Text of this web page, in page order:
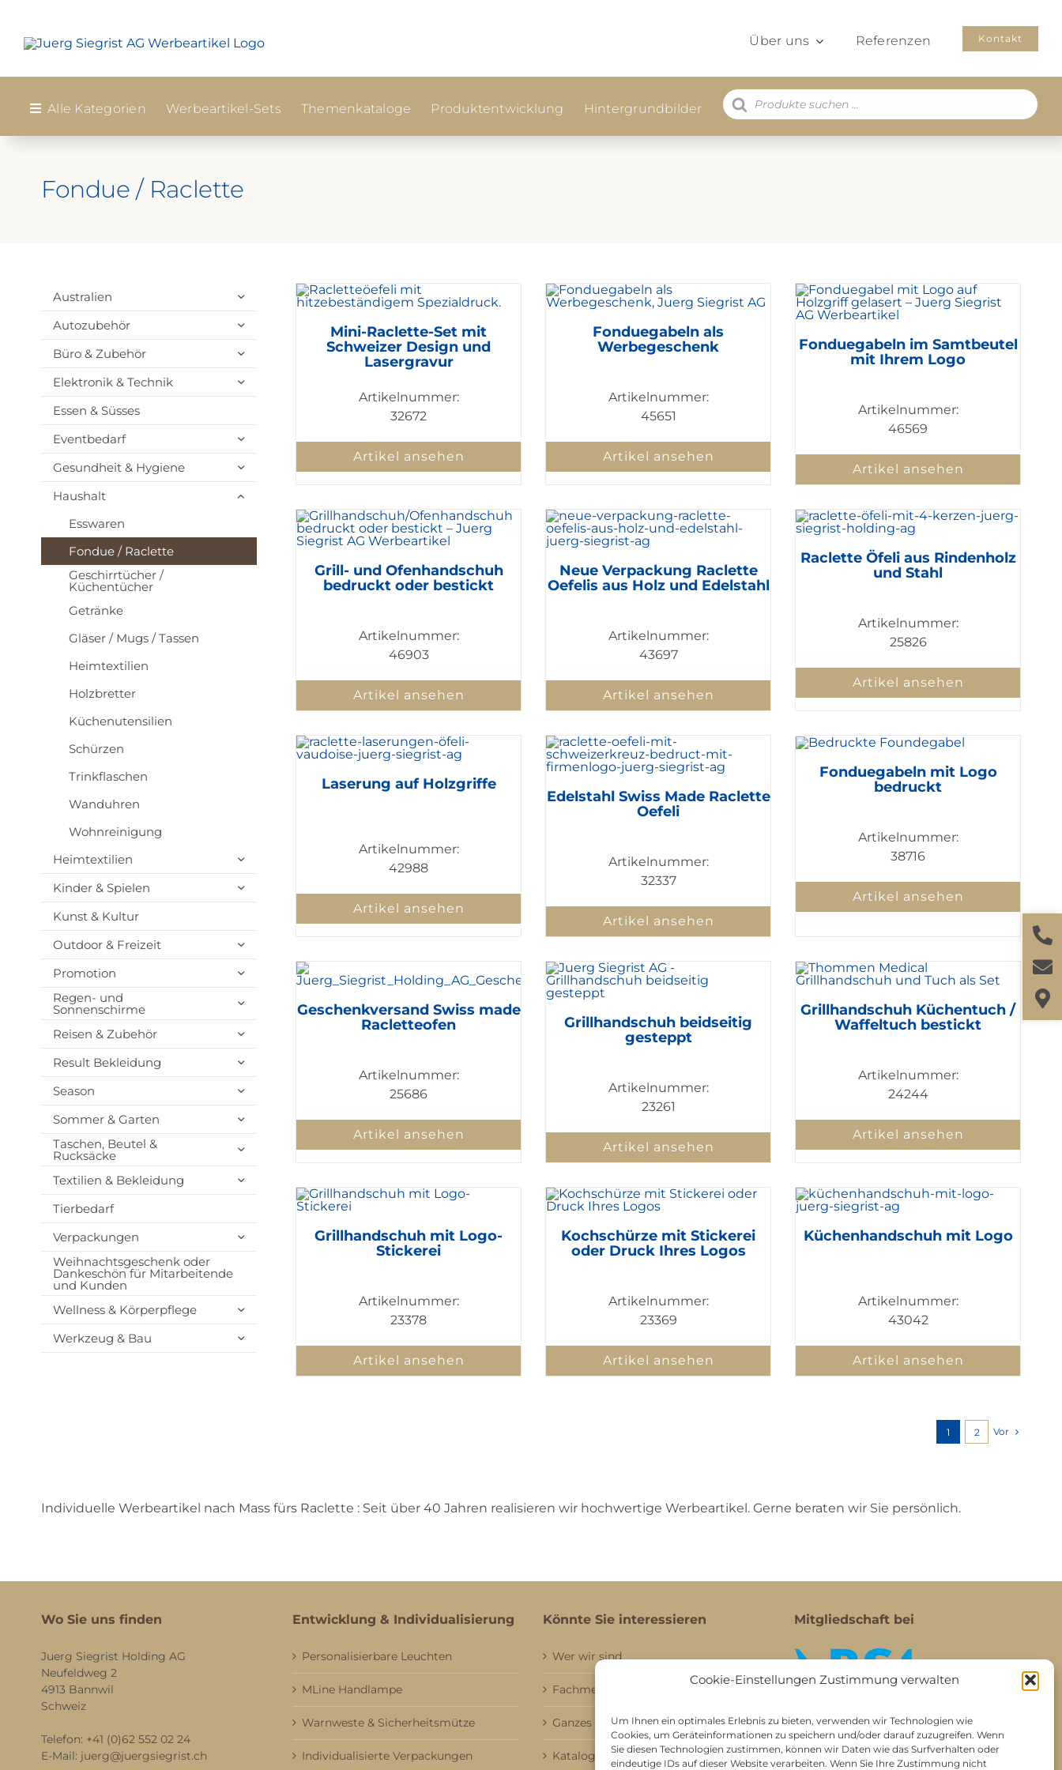
Cookie-Einstellungen Zustimmung verwalten
Um Ihnen ein optimales Erlebnis zu bieten, verwenden wir Technologien wie
Cookies, um Geräteinformationen zu speichern und/oder darauf zuzugreifen. Wenn
Sie diesen Technologien zustimmen, können wir Daten wie das Surfverhalten oder
eindeutige IDs auf dieser Website verarbeiten. Wenn Sie Ihre Zustimmung nicht
springen
Über uns Referenzen Kontakt
Alle Kategorien Werbeartikel-Sets Themenkataloge Produktentwicklung Hintergrundbilder
Products
search
Fondue / Raclette
Australien
Autozubehör
Büro & Zubehör
Elektronik & Technik
Essen & Süsses
Eventbedarf
Gesundheit & Hygiene
Haushalt
Esswaren
Fondue / Raclette
Geschirrtücher /
Küchentücher
Getränke
Gläser / Mugs / Tassen
Heimtextilien
Holzbretter
Küchenutensilien
Schürzen
Trinkflaschen
Wanduhren
Wohnreinigung
Heimtextilien
Kinder & Spielen
Kunst & Kultur
Outdoor & Freizeit
Promotion
Regen- und
Sonnenschirme
Reisen & Zubehör
Result Bekleidung
Season
Sommer & Garten
Taschen, Beutel &
Rucksäcke
Textilien & Bekleidung
Tierbedarf
Verpackungen
Weihnachtsgeschenk oder
Dankeschön für Mitarbeitende
und Kunden
Wellness & Körperpflege
Werkzeug & Bau
Mini-Raclette-Set mit
Schweizer Design und
Lasergravur
Artikelnummer:
32672
Artikel ansehen
Fonduegabeln als
Werbegeschenk
Artikelnummer:
45651
Artikel ansehen
Fonduegabeln im Samtbeutel
mit Ihrem Logo
Artikelnummer:
46569
Artikel ansehen
Grill- und Ofenhandschuh
bedruckt oder bestickt
Artikelnummer:
46903
Artikel ansehen
Neue Verpackung Raclette
Oefelis aus Holz und Edelstahl
Artikelnummer:
43697
Artikel ansehen
Raclette Öfeli aus Rindenholz
und Stahl
Artikelnummer:
25826
Artikel ansehen
Laserung auf Holzgriffe
Artikelnummer:
42988
Artikel ansehen
Edelstahl Swiss Made Raclette
Oefeli
Artikelnummer:
32337
Artikel ansehen
Fonduegabeln mit Logo
bedruckt
Artikelnummer:
38716
Artikel ansehen
Geschenkversand Swiss made
Racletteofen
Artikelnummer:
25686
Artikel ansehen
Grillhandschuh beidseitig
gesteppt
Artikelnummer:
23261
Artikel ansehen
Grillhandschuh Küchentuch /
Waffeltuch bestickt
Artikelnummer:
24244
Artikel ansehen
Grillhandschuh mit Logo-
Stickerei
Artikelnummer:
23378
Artikel ansehen
Kochschürze mit Stickerei
oder Druck Ihres Logos
Artikelnummer:
23369
Artikel ansehen
Küchenhandschuh mit Logo
Artikelnummer:
43042
Artikel ansehen
1 2 Vor
Individuelle Werbeartikel nach Mass fürs Raclette : Seit über 40 Jahren realisieren wir hochwertige Werbeartikel. Gerne beraten wir Sie persönlich.
Wo Sie uns finden
Juerg Siegrist Holding AG
Neufeldweg 2
4913 Bannwil
Schweiz
Telefon: +41 (0)62 552 02 24
E-Mail: juerg@juergsiegrist.ch
Entwicklung & Individualisierung
Personalisierbare Leuchten
MLine Handlampe
Warnweste & Sicherheitsmütze
Individualisierte Verpackungen
Könnte Sie interessieren
Wer wir sind
Fachmessebesuch
Ganzes Sortiment
Kataloge
Mitgliedschaft bei